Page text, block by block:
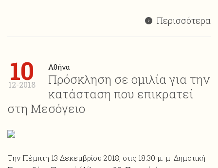
Περισσότερα
10
12-2018
Αθήνα
Πρόσκληση σε ομιλία για την
κατάσταση που επικρατεί
στη Μεσόγειο
Την Πέμπτη 13 Δεκεμβρίου 2018, στις 18:30 μ. μ. Δημοτική